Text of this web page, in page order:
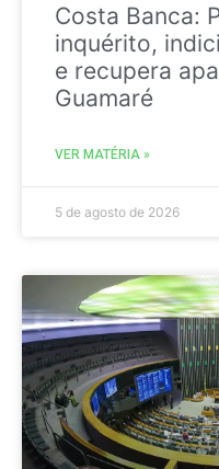
Costa Banca:
inquérito,
e recupera
Guamaré
VER MATÉRIA »
5 de agosto de 2026